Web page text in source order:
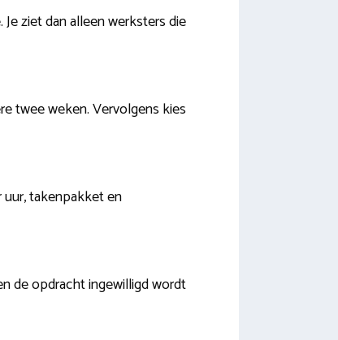
ziet dan alleen werksters die
twee weken. Vervolgens kies
takenpakket en
de opdracht ingewilligd wordt